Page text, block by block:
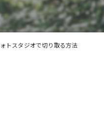
トスタジオで切り取る方法